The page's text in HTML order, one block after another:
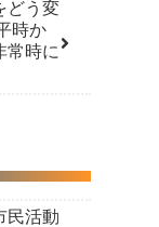
どう変
時か
常時に
民活動